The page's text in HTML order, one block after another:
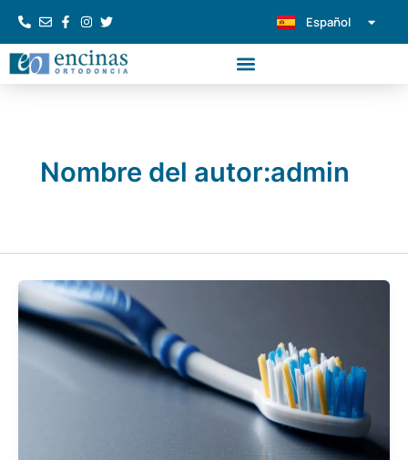
contenido
Español
Português
Nombre del autor:admin